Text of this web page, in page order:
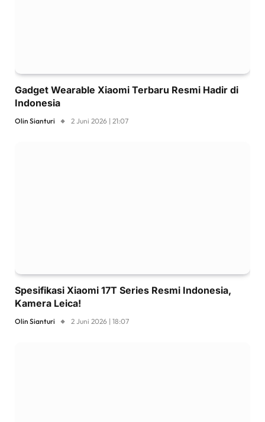
Gadget Wearable Xiaomi Terbaru Resmi Hadir di
Indonesia
Olin Sianturi 2 Juni 2026 | 21:07
Spesifikasi Xiaomi 17T Series Resmi Indonesia,
Kamera Leica!
Olin Sianturi 2 Juni 2026 | 18:07